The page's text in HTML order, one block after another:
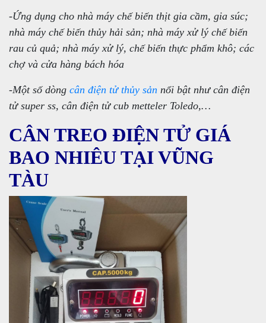
-Ứng dụng cho nhà máy chế biến thịt gia cầm, gia súc;
nhà máy chế biến thủy hải sản; nhà máy xử lý chế biến
rau củ quả; nhà máy xử lý, chế biến thực phẩm khô; các
chợ và cửa hàng bách hóa
-Một số dòng cân điện tử thủy sản nổi bật như cân điện
tử super ss, cân điện tử cub metteler Toledo,…
CÂN TREO ĐIỆN TỬ GIÁ
BAO NHIÊU TẠI VŨNG
TÀU